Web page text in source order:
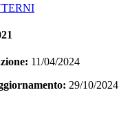
11/04/2024
29/10/2024